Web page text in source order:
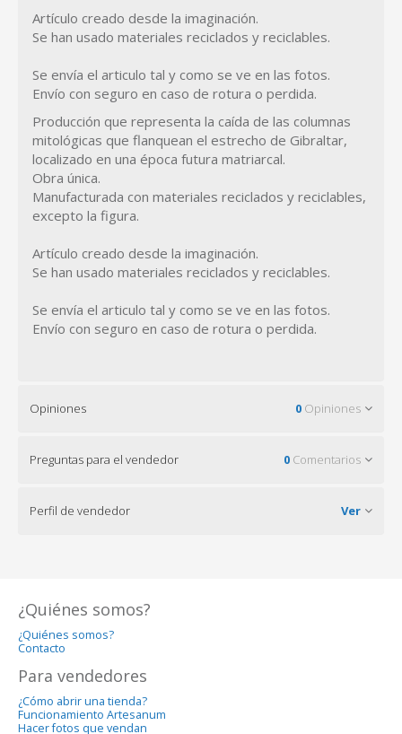
Artículo creado desde la imaginación.
Se han usado materiales reciclados y reciclables.
Se envía el articulo tal y como se ve en las fotos.
Envío con seguro en caso de rotura o perdida.
Producción que representa la caída de las columnas
mitológicas que flanquean el estrecho de Gibraltar,
localizado en una época futura matriarcal.
Obra única.
Manufacturada con materiales reciclados y reciclables,
excepto la figura.
Artículo creado desde la imaginación.
Se han usado materiales reciclados y reciclables.
Se envía el articulo tal y como se ve en las fotos.
Envío con seguro en caso de rotura o perdida.
Opiniones 0 Opiniones
Preguntas para el vendedor 0 Comentarios
Perfil de vendedor Ver
¿Quiénes somos?
¿Quiénes somos?
Contacto
Para vendedores
¿Cómo abrir una tienda?
Funcionamiento Artesanum
Hacer fotos que vendan